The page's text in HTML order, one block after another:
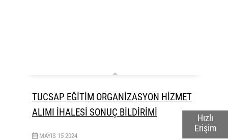
Hızlı
Erişim
TUCSAP EĞİTİM ORGANİZASYON HİZMET
ALIMI İHALESİ SONUÇ BİLDİRİMİ
MAYIS 15 2024